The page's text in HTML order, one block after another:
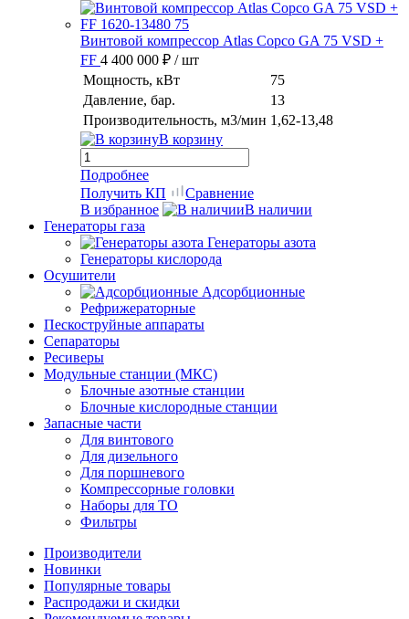
Винтовой компрессор Atlas Copco GA 75 VSD +
FF 4 400 000 ₽ / шт
Мощность, кВт
75
Давление, бар.
13
Производительность, м3/мин 1,62-13,48
В корзину
Подробнее
Получить КП
Сравнение
В избранное
В наличии
Генераторы газа
Генераторы азота
Генераторы кислорода
Осушители
Адсорбционные
Рефрижераторные
Пескоструйные аппараты
Сепараторы
Ресиверы
Модульные станции (МКС)
Блочные азотные станции
Блочные кислородные станции
Запасные части
Для винтового
Для дизельного
Для поршневого
Компрессорные головки
Наборы для ТО
Фильтры
Производители
Новинки
Популярные товары
Распродажи и скидки